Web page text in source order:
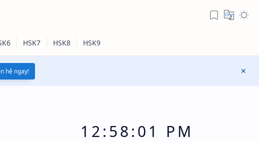
hệ ngay!
12:58:01 PM